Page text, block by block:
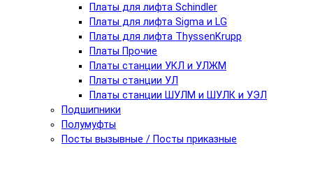
Платы для лифта Schindler
Платы для лифта Sigma и LG
Платы для лифта ThyssenKrupp
Платы Прочие
Платы станции УКЛ и УЛЖМ
Платы станции УЛ
Платы станции ШУЛМ и ШУЛК и УЭЛ
Подшипники
Полумуфты
Посты вызывные / Посты приказные